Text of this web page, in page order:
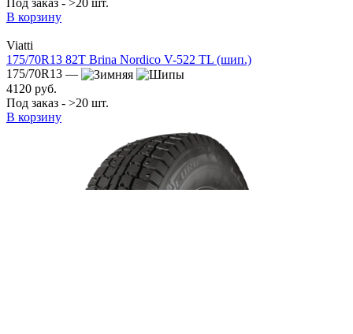
Под заказ - >20 шт.
В корзину
Viatti
175/70R13 82T Brina Nordico V-522 TL (шип.)
175/70R13 —
4120 руб.
Под заказ - >20 шт.
В корзину